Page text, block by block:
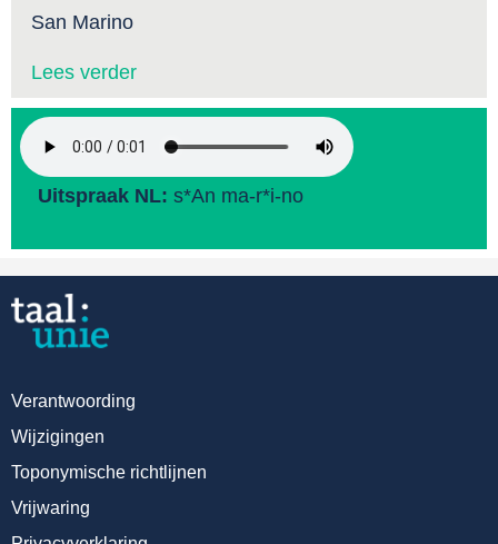
San Marino
Lees verder
Uitspraak NL: s*An ma-r*i-no
Verantwoording
Wijzigingen
Toponymische richtlijnen
Vrijwaring